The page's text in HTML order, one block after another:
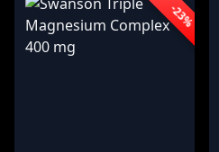
-23%